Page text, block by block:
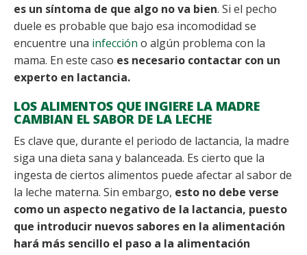
es un síntoma de que algo no va bien. Si el pecho
duele es probable que bajo esa incomodidad se
encuentre una infección o algún problema con la
mama. En este caso es necesario contactar con un
experto en lactancia.
LOS ALIMENTOS QUE INGIERE LA MADRE
CAMBIAN EL SABOR DE LA LECHE
Es clave que, durante el periodo de lactancia, la madre
siga una dieta sana y balanceada. Es cierto que la
ingesta de ciertos alimentos puede afectar al sabor de
la leche materna. Sin embargo, esto no debe verse
como un aspecto negativo de la lactancia, puesto
que introducir nuevos sabores en la alimentación
hará más sencillo el paso a la alimentación